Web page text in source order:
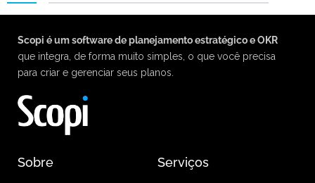
Scopi é um software de planejamento estratégico e OKR
que integra, de forma muito simples, o que você precisa
para criar e gerenciar seus planos.
Sobre Serviços